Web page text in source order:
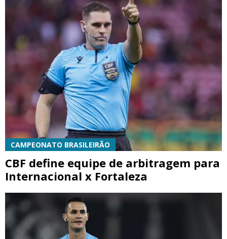
CAMPEONATO BRASILEIRÃO
CBF define equipe de arbitragem para
Internacional x Fortaleza